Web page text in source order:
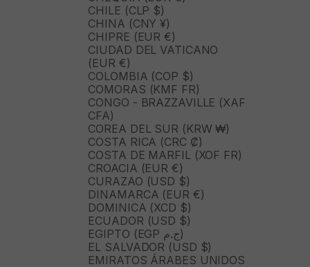
CHILE (CLP $)
CHINA (CNY ¥)
CHIPRE (EUR €)
CIUDAD DEL VATICANO
(EUR €)
COLOMBIA (COP $)
COMORAS (KMF FR)
CONGO - BRAZZAVILLE (XAF
CFA)
COREA DEL SUR (KRW ₩)
COSTA RICA (CRC ₡)
COSTA DE MARFIL (XOF FR)
CROACIA (EUR €)
CURAZAO (USD $)
DINAMARCA (EUR €)
DOMINICA (XCD $)
ECUADOR (USD $)
EGIPTO (EGP ج.م)
EL SALVADOR (USD $)
EMIRATOS ÁRABES UNIDOS